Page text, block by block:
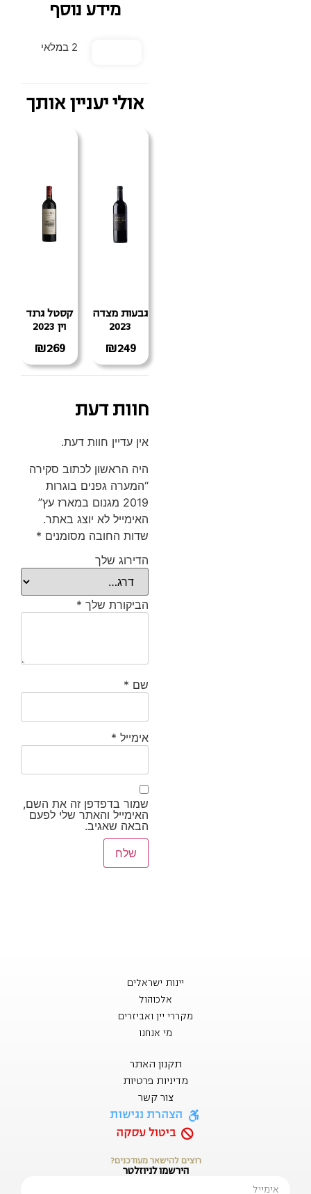
מידע נוסף
2 במלאי
אולי יעניין אותך
גבעות מצדה
2023
₪249
קסטל גרנד
וין 2023
₪269
חוות דעת
אין עדיין חוות דעת.
היה הראשון לכתוב סקירה
“המערה גפנים בוגרות
2019 מגנום במארז עץ”
האימייל לא יוצג באתר.
שדות החובה מסומנים *
הדירוג שלך
הביקורת שלך *
שם *
אימייל *
שמור בדפדפן זה את השם,
האימייל והאתר שלי לפעם
הבאה שאגיב.
יינות ישראלים
אלכוהול
מקררי יין ואביזרים
מי אנחנו
תקנון האתר
מדיניות פרטיות
צור קשר
הצהרת נגישות
ביטול עסקה
רוצים להישאר מעודכנים?
הירשמו לניוזלטר